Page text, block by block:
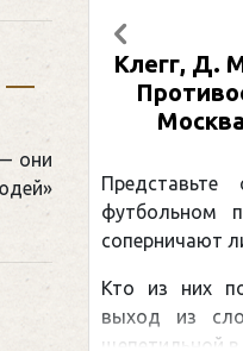
—
они
—
битву на
Роналду
верный
поле и
своей ...
:
Гретцки, —
хоккейная
Предыдущий